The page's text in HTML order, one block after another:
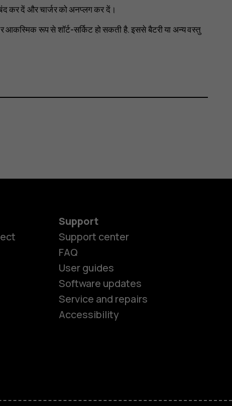
कर दें और चार्जर को अनप्लग कर दें।
आकस्मिक रूप से शॉर्ट-सर्किट हो सकती है. इससे बैटरी या अन्य वस्तु
Support
Support center
FAQ
User guides
Software updates
Service and repairs
Accessibility